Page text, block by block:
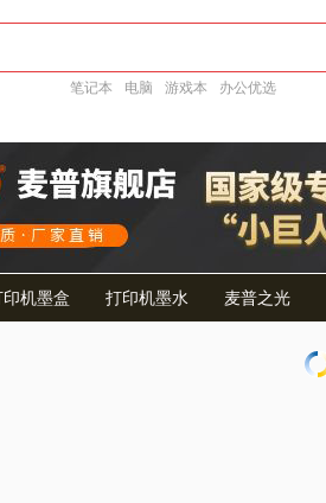
笔记本 电脑 游戏本 办公优选
印机墨盒 打印机墨水 麦普之光